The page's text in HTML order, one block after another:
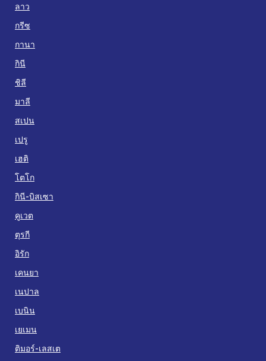
ลาว
กรีซ
กานา
กินี
ชิลี
มาลี
สเปน
เปรู
เฮติ
โตโก
กินี-บิสเซา
คูเวต
ตุรกี
อิรัก
เคนยา
เนปาล
เบนิน
เยเมน
ติมอร์-เลสเต